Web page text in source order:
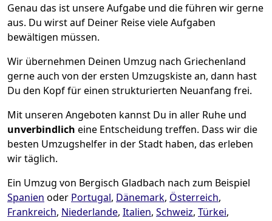
Genau das ist unsere Aufgabe und die führen wir gerne
aus. Du wirst auf Deiner Reise viele Aufgaben
bewältigen müssen.
Wir übernehmen Deinen Umzug nach Griechenland
gerne auch von der ersten Umzugskiste an, dann hast
Du den Kopf für einen strukturierten Neuanfang frei.
Mit unseren Angeboten kannst Du in aller Ruhe und
unverbindlich eine Entscheidung treffen. Dass wir die
besten Umzugshelfer in der Stadt haben, das erleben
wir täglich.
Ein Umzug von Bergisch Gladbach nach zum Beispiel
Spanien oder Portugal, Dänemark, Österreich,
Frankreich, Niederlande, Italien, Schweiz, Türkei,